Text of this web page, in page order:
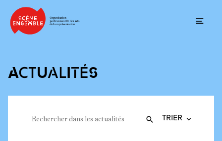
ACTUALITÉS
Recherche
Valider